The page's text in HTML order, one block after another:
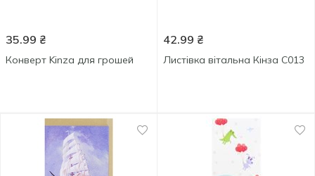
35.99 ₴
Конверт Kinza для грошей
42.99 ₴
Лиcтівка вітальна Кінза C013